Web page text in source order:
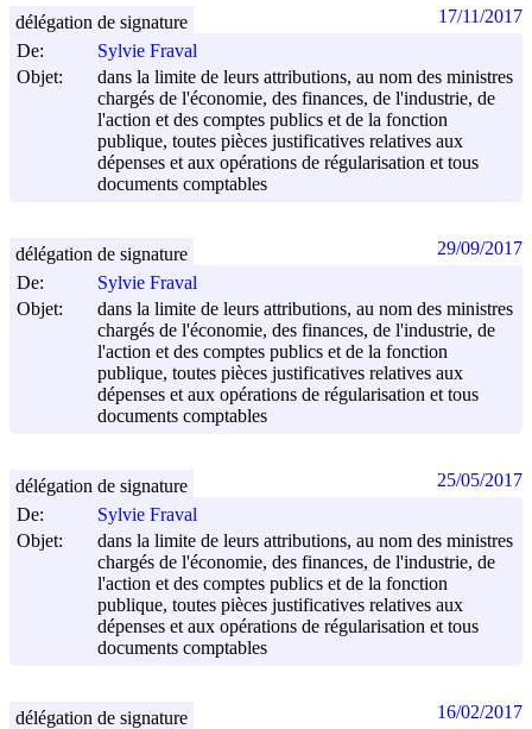
De:
Sylvie Fraval
Objet:
dans la limite de leurs attributions, au nom des ministres
chargés de l'économie, des finances, de l'industrie, de
l'action et des comptes publics et de la fonction
publique, toutes pièces justificatives relatives aux
dépenses et aux opérations de régularisation et tous
documents comptables
délégation de signature 17/11/2017
De:
Sylvie Fraval
Objet:
dans la limite de leurs attributions, au nom des ministres
chargés de l'économie, des finances, de l'industrie, de
l'action et des comptes publics et de la fonction
publique, toutes pièces justificatives relatives aux
dépenses et aux opérations de régularisation et tous
documents comptables
délégation de signature 29/09/2017
De:
Sylvie Fraval
Objet:
dans la limite de leurs attributions, au nom des ministres
chargés de l'économie, des finances, de l'industrie, de
l'action et des comptes publics et de la fonction
publique, toutes pièces justificatives relatives aux
dépenses et aux opérations de régularisation et tous
documents comptables
délégation de signature 25/05/2017
délégation de signature 16/02/2017